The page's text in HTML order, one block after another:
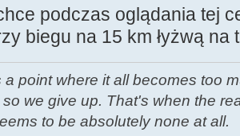
podczas oglądania tej
biegu na 15 km łyżwą
a point where it all becomes too
we give up. That's when the
to be absolutely none at all.